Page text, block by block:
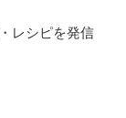
レシピを発信